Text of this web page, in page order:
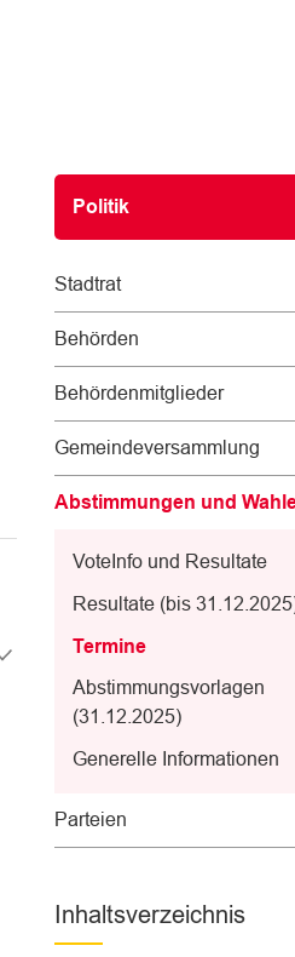
Subnavigation
Politik
Stadtrat
Behörden
Behördenmitglieder
Gemeindeversammlung
Abstimmungen und
VoteInfo und Resultate
Resultate (bis
Termine
(
a
s
e
h
l
Abstimmungsvorlagen
(31.12.2025)
Generelle Informationen
Parteien
Inhaltsverzeichnis